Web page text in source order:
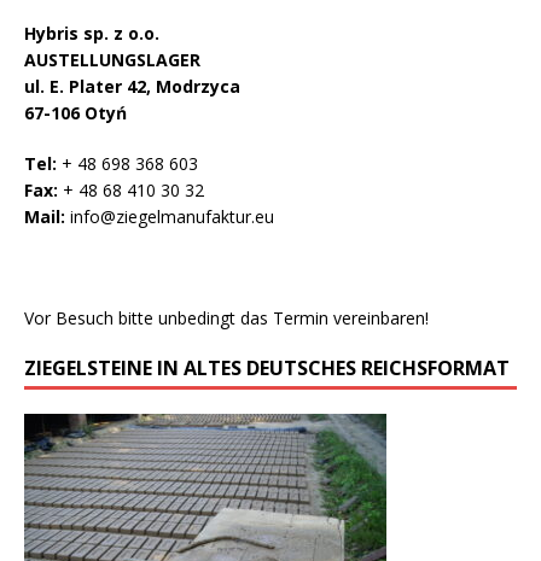
Hybris sp. z o.o.
AUSTELLUNGSLAGER
ul. E. Plater 42, Modrzyca
67-106 Otyń
Tel: + 48 698 368 603
Fax: + 48 68 410 30 32
Mail: info@ziegelmanufaktur.eu
Vor Besuch bitte unbedingt das Termin vereinbaren!
ZIEGELSTEINE IN ALTES DEUTSCHES REICHSFORMAT